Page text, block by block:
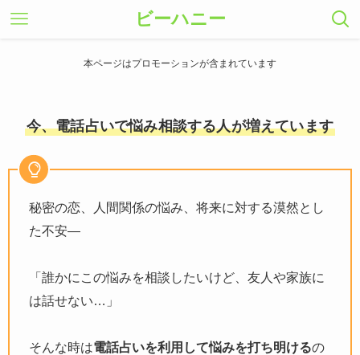
ビーハニー
本ページはプロモーションが含まれています
今、電話占いで悩み相談する人が増えています
秘密の恋、人間関係の悩み、将来に対する漠然とし
た不安―
「誰かにこの悩みを相談したいけど、友人や家族に
は話せない…」
そんな時は電話占いを利用して悩みを打ち明けるの